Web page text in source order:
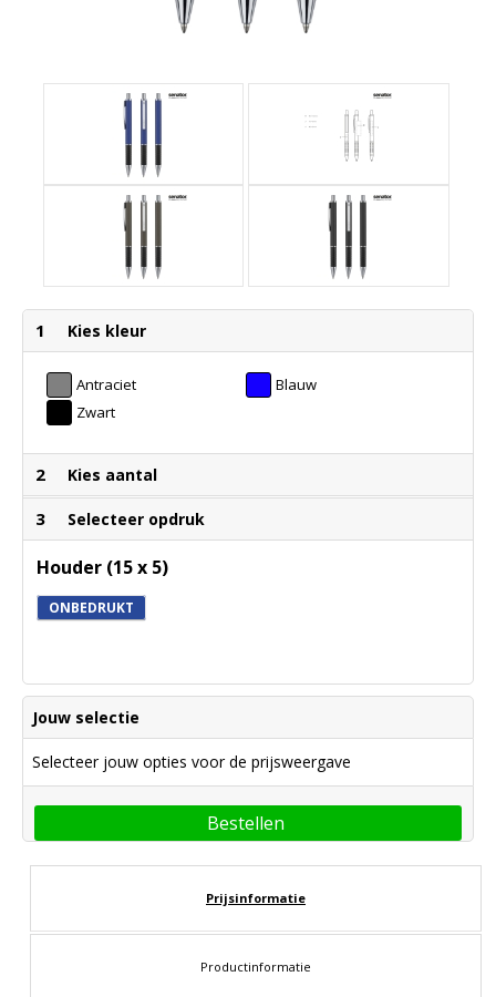
1 Kies kleur
Antraciet
Blauw
Zwart
2 Kies aantal
3 Selecteer opdruk
Houder (15 x 5)
ONBEDRUKT
Jouw selectie
Selecteer jouw opties voor de prijsweergave
Bestellen
Prijsinformatie
Productinformatie